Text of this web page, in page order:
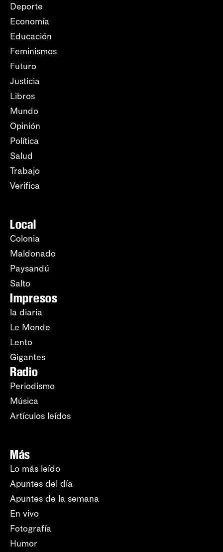
Deporte
Economía
Educación
Feminismos
Futuro
Justicia
Libros
Mundo
Opinión
Política
Salud
Trabajo
Verifica
Local
Colonia
Maldonado
Paysandú
Salto
Impresos
la diaria
Le Monde
Lento
Gigantes
Radio
Periodismo
Música
Artículos leídos
Más
Lo más leído
Apuntes del día
Apuntes de la semana
En vivo
Fotografía
Humor